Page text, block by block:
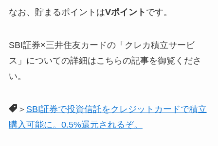
なお、貯まるポイントはVポイント です。
SBI証券×三井住友カードの「クレカ積立サービ
ス」についての詳細はこちらの記事を御覧くださ
い。
＞ SBI証券で投資信託をクレジットカードで積立
購入可能に。0.5%還元されるぞ。